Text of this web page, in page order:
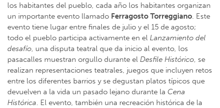
los habitantes del pueblo, cada año los habitantes organizan
un importante evento llamado Ferragosto Torreggiano. Este
evento tiene lugar entre finales de julio y el 15 de agosto;
todo el pueblo participa activamente en el Lanzamiento del
desafío, una disputa teatral que da inicio al evento, los
pasacalles muestran orgullo durante el Desfile Histórico, se
realizan representaciones teatrales, juegos que incluyen retos
entre los diferentes barrios y se degustan platos típicos que
devuelven a la vida un pasado lejano durante la Cena
Histórica. El evento, también una recreación histórica de la